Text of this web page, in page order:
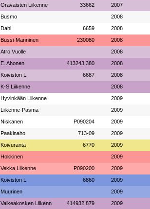
Oravaisten Liikenne 33662 2007
Busmo 2008
Dahl 6659 2008
Bussi-Manninen 230080 2008
Atro Vuolle 2008
E. Ahonen 413243 380 2008
Koiviston L 6687 2008
K-S Liikenne 2008
Hyvinkään Liikenne 2009
Liikenne-Pasma 2009
Niskanen P090204 2009
Paakinaho 713-09 2009
Koivuranta 6770 2009
Hokkinen 2009
Vekka Liikenne P090200 2009
Koiviston L 6860 2009
Muurinen 2009
Valkeakosken Liikenn 414932 879 2009